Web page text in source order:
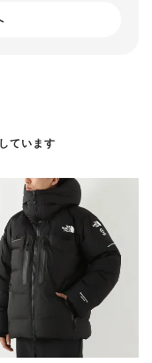
ています